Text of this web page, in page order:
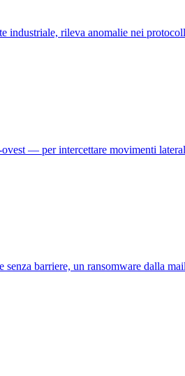
industriale, rileva anomalie nei
— per intercettare movimenti
senza barriere, un ransomware